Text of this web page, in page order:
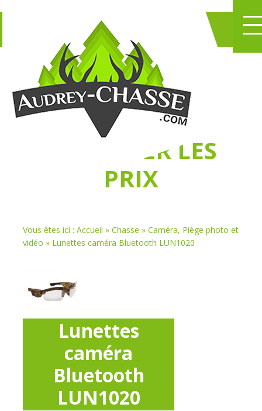
NE PERDEZ PLUS
DE TEMPS
CHASSER LES
PRIX
Vous êtes ici : Accueil » Chasse » Caméra, Piège photo et
vidéo » Lunettes caméra Bluetooth LUN1020
Lunettes
caméra
Bluetooth
LUN1020